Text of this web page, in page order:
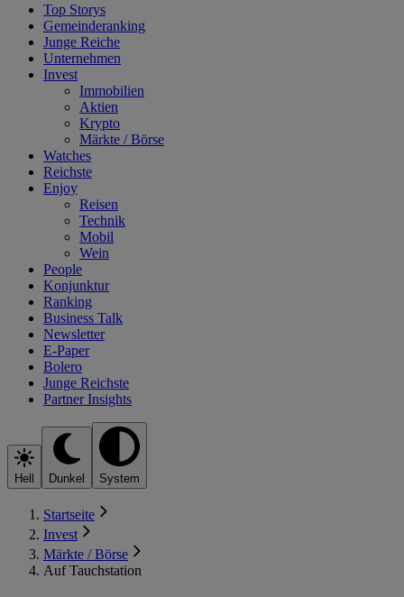
Top Storys
Gemeinderanking
Junge Reiche
Unternehmen
Invest
Immobilien
Aktien
Krypto
Märkte / Börse
Watches
Reichste
Enjoy
Reisen
Technik
Mobil
Wein
People
Konjunktur
Ranking
Business Talk
Newsletter
E-Paper
Bolero
Junge Reichste
Partner Insights
Hell Dunkel System
Startseite
Invest
Märkte / Börse
Auf Tauchstation